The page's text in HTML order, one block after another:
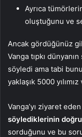
Ayrıca
oluştuğunu ve
Ancak gördüğünüz
Vanga tıpkı
söyledi ama tabi
yaklaşık 5000 yılımız
Vanga’yı ziyaret
söylediklerinin doğru
sorduğunu ve bu